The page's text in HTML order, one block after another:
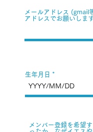
メールアドレス (gmail
アドレスでお願いしま
生年月日
メンバー登録を希望